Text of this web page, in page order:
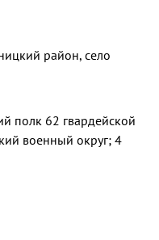
район, село
полк 62 гвардейской
военный округ; 4